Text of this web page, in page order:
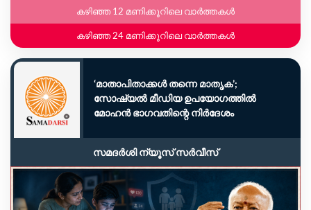
കഴിഞ്ഞ 12 മണിക്കൂറിലെ വാർത്തകൾ
കഴിഞ്ഞ 24 മണിക്കൂറിലെ വാർത്തകൾ
‘മാതാപിതാക്കൾ തന്നെ മാതൃക’;
സോഷ്യൽ മീഡിയ ഉപയോഗത്തിൽ
മോഹൻ ഭാഗവതിന്റെ നിർദേശം
സമദർശി ന്യൂസ് സർവീസ്